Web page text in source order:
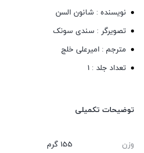
نویسنده : شانون السن
تصویرگر : سندی سونک
مترجم : امیرعلی خلج
تعداد جلد : 1
توضیحات تکمیلی
وزن 155 گرم